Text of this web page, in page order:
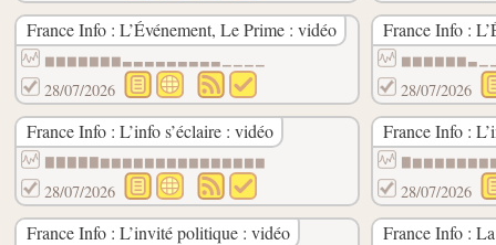
France Info : L’Événement, Le Prime : vidéo
▆▆▆▆▆▆▆▃▃▃▃▃▃▃▃▃▁▁▁▁
28/07/2026
France Info :
28/07/2026
France Info : L’info s’éclaire : vidéo
▇▇▇▇▇▆▆▆▆▆▆▆▆▆▆▆▆▆▆▆
28/07/2026
France Info :
28/07/2026
France Info : L’invité politique : vidéo France Info :